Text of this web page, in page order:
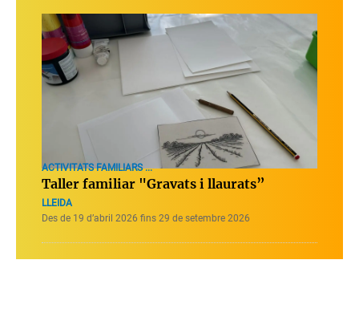
ACTIVITATS FAMILIARS ...
Taller familiar "Gravats i llaurats”
LLEIDA
Des de 19 d’abril 2026 fins 29 de setembre 2026